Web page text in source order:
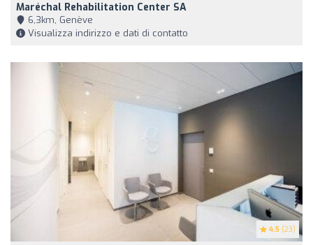
Maréchal Rehabilitation Center SA
6,3km, Genève
Visualizza indirizzo e dati di contatto
4.5 (23)